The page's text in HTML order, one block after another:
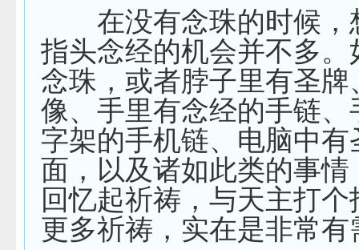
在没有念珠的时候，
指头念经的机会并不多。
念珠，或者脖子里有圣牌
像、手里有念经的手链、
字架的手机链、电脑中有
面，以及诸如此类的事情
回忆起祈祷，与天主打
更多祈祷，实在是非常有